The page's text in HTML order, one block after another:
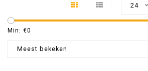
24
Min: €0
Meest bekeken